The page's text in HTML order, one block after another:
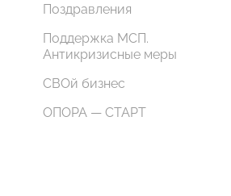
Поздравления
Поддержка МСП.
Антикризисные меры
СВОй бизнес
ОПОРА — СТАРТ